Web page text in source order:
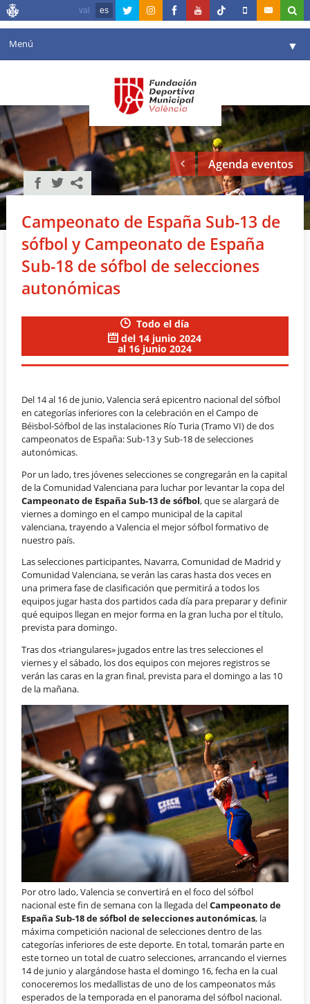
val es
Menú ▼
Agenda
Instalaciones ▼
Comunicación ▼
Valencia en deporte
Portal de Transparencia
Reservas
Agenda eventos
Campeonato de España Sub-13 de
sófbol y Campeonato de España
Sub-18 de sófbol de selecciones
autonómicas
Todo el día
del 14 junio 2024
al 16 junio 2024
Del 14 al 16 de junio, Valencia será epicentro nacional del sófbol
en categorías inferiores con la celebración en el Campo de
Béisbol-Sófbol de las instalaciones Río Turia (Tramo VI) de dos
campeonatos de España: Sub-13 y Sub-18 de selecciones
autonómicas.
Por un lado, tres jóvenes selecciones se congregarán en la capital
de la Comunidad Valenciana para luchar por levantar la copa del
Campeonato de España Sub-13 de sófbol, que se alargará de
viernes a domingo en el campo municipal de la capital
valenciana, trayendo a Valencia el mejor sófbol formativo de
nuestro país.
Las selecciones participantes, Navarra, Comunidad de Madrid y
Comunidad Valenciana, se verán las caras hasta dos veces en
una primera fase de clasificación que permitirá a todos los
equipos jugar hasta dos partidos cada día para preparar y definir
qué equipos llegan en mejor forma en la gran lucha por el título,
prevista para domingo.
Tras dos «triangulares» jugados entre las tres selecciones el
viernes y el sábado, los dos equipos con mejores registros se
verán las caras en la gran final, prevista para el domingo a las 10
de la mañana.
Por otro lado, Valencia se convertirá en el foco del sófbol
nacional este fin de semana con la llegada delCampeonato de
España Sub-18 de sófbol de selecciones autonómicas, la
máxima competición nacional de selecciones dentro de las
categorías inferiores de este deporte. En total, tomarán parte en
este torneo un total de cuatro selecciones, arrancando el viernes
14 de junio y alargándose hasta el domingo 16, fecha en la cual
conoceremos los medallistas de uno de los campeonatos más
esperados de la temporada en el panorama del sófbol nacional.